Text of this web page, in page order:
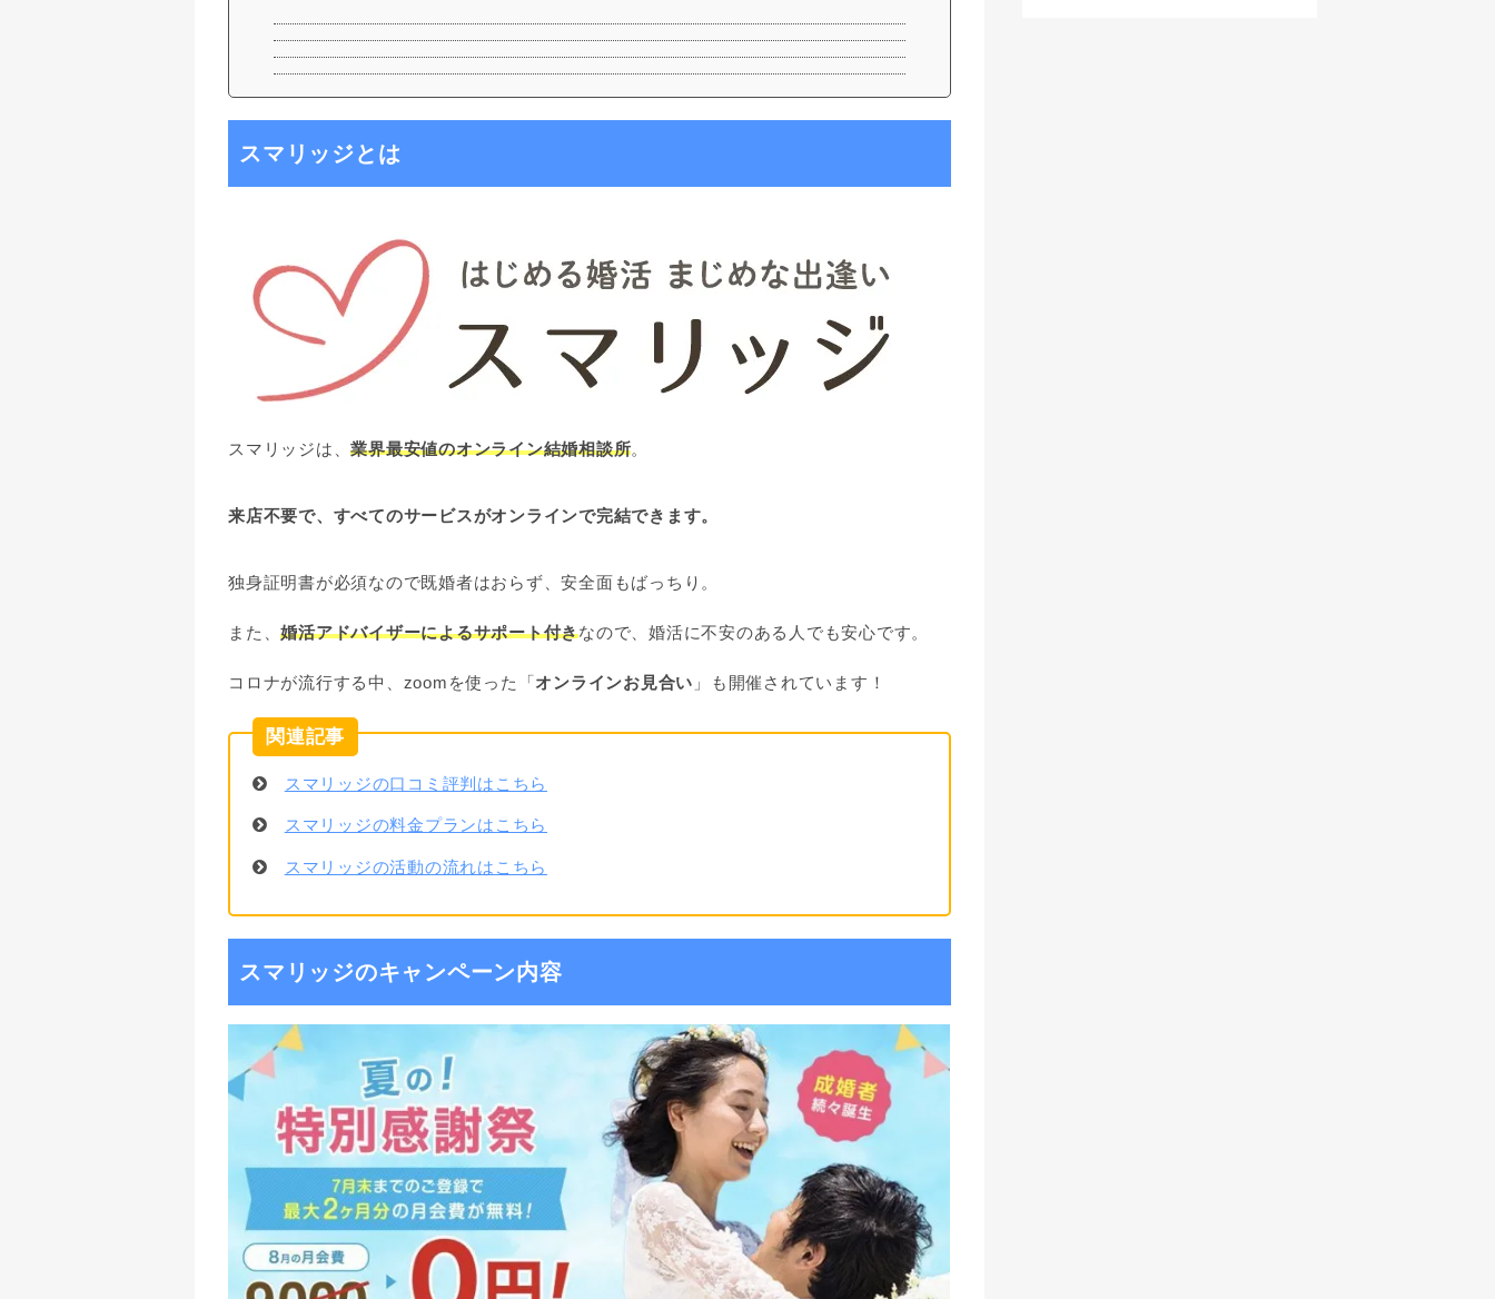
スマリッジとは
スマリッジは、業界最安値のオンライン結婚相談所。
来店不要で、すべてのサービスがオンラインで完結できます。
独身証明書が必須なので既婚者はおらず、安全面もばっちり。
また、婚活アドバイザーによるサポート付きなので、婚活に不安のある人でも安心です。
コロナが流行する中、zoomを使った「オンラインお見合い 」も開催されています！
スマリッジの口コミ評判はこちら
スマリッジの料金プランはこちら
スマリッジの活動の流れはこちら
スマリッジのキャンペーン内容